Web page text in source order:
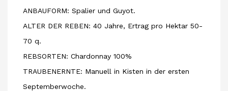
ANBAUFORM: Spalier und Guyot.
ALTER DER REBEN: 40 Jahre, Ertrag pro Hektar 50-
70 q.
REBSORTEN: Chardonnay 100%
TRAUBENERNTE: Manuell in Kisten in der ersten
Septemberwoche.